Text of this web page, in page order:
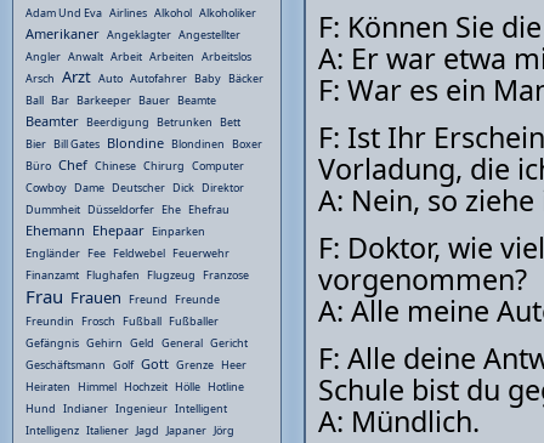
F: Können Sie
A: Er war etwa
F: War es ein
F: Ist Ihr
Vorladung, die
A: Nein, so
F: Doktor, wie
vorgenommen?
A: Alle meine
F: Alle deine
Schule bist du
A: Mündlich.
Adam Und Eva Airlines Alkohol Alkoholiker
Amerikaner Angeklagter Angestellter
Angler Anwalt Arbeit Arbeiten Arbeitslos
Arsch Arzt Auto Autofahrer Baby Bäcker
Ball Bar Barkeeper Bauer Beamte
Beamter Beerdigung Betrunken Bett
Bier Bill Gates Blondine Blondinen Boxer
Büro Chef Chinese Chirurg Computer
Cowboy Dame Deutscher Dick Direktor
Dummheit Düsseldorfer Ehe Ehefrau
Ehemann Ehepaar Einparken
Engländer Fee Feldwebel Feuerwehr
Finanzamt Flughafen Flugzeug Franzose
Frau Frauen Freund Freunde
Freundin Frosch Fußball Fußballer
Gefängnis Gehirn Geld General Gericht
Geschäftsmann Golf Gott Grenze Heer
Heiraten Himmel Hochzeit Hölle Hotline
Hund Indianer Ingenieur Intelligent
Intelligenz Italiener Jagd Japaner Jörg